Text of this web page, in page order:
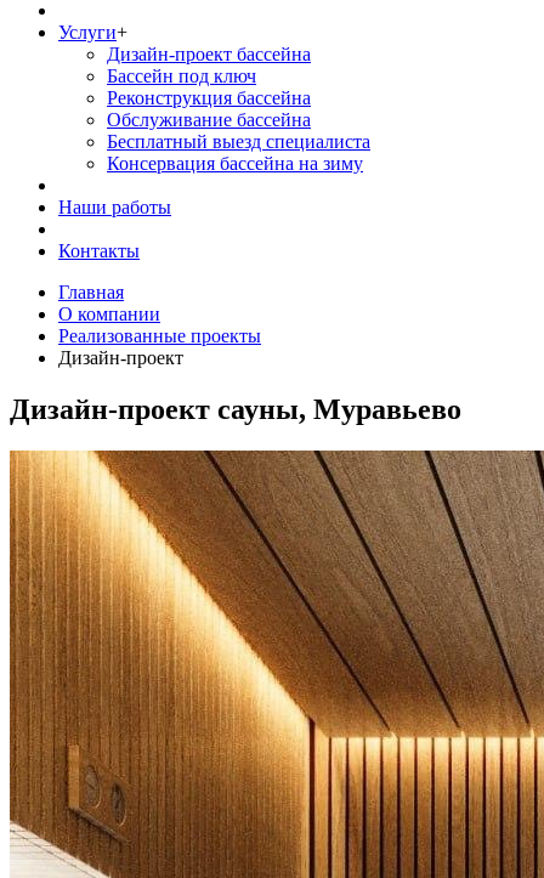
Услуги+
Дизайн-проект бассейна
Бассейн под ключ
Реконструкция бассейна
Обслуживание бассейна
Бесплатный выезд специалиста
Консервация бассейна на зиму
Наши работы
Контакты
Главная
О компании
Реализованные проекты
Дизайн-проект
Дизайн-проект сауны, Муравьево